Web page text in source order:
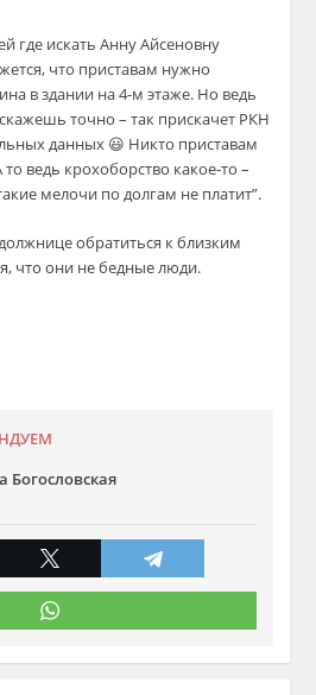
где искать Анну Айсеновну
что приставам нужно
в здании на 4-м этаже. Но ведь
точно – так прискачет РКН
данных 😃 Никто приставам
ведь крохоборство какое-то –
мелочи по долгам не платит”.
обратиться к близким
что они не бедные люди.
Богословская